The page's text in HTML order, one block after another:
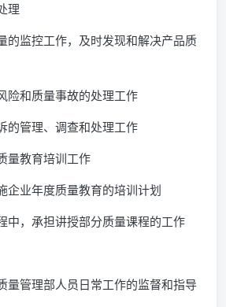
理
的监控工作，及时发现和解决产品质
险和质量事故的处理工作
的管理、调查和处理工作
量教育培训工作
企业年度质量教育的培训计划
中，承担讲授部分质量课程的工作
量管理部人员日常工作的监督和指导